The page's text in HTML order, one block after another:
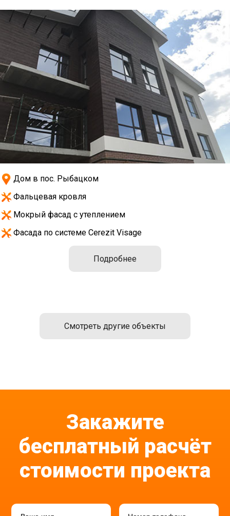
Дом в пос. Рыбацком
Фальцевая кровля
Мокрый фасад с утеплением
Фасада по системе Cerezit Visage
Подробнее
Смотреть другие объекты
Закажите
бесплатный расчёт
стоимости проекта